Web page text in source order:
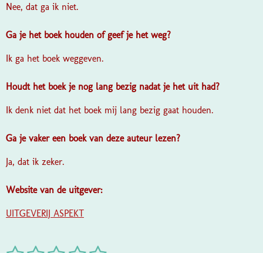
Nee, dat ga ik niet.
Ga je het boek houden of geef je het weg?
Ik ga het boek weggeven.
Houdt het boek je nog lang bezig nadat je het uit had?
Ik denk niet dat het boek mij lang bezig gaat houden.
Ga je vaker een boek van deze auteur lezen?
Ja, dat ik zeker.
Website van de uitgever:
UITGEVERIJ ASPEKT
S